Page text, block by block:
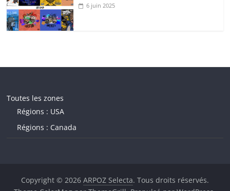
6 juin 2025
Toutes les zones
Régions : USA
Régions : Canada
Copyright © 2026 ARPOZ Selecta. Tous droits réservés.